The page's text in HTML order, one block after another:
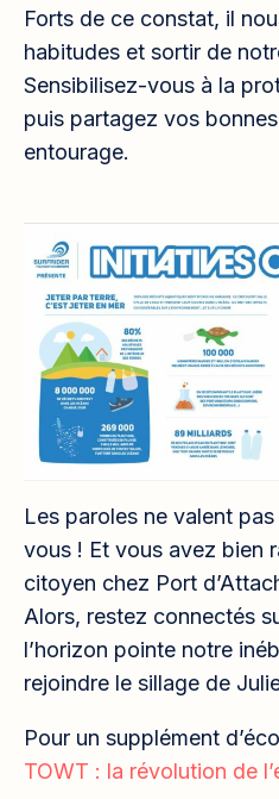
Forts de ce constat, il
habitudes et sortir de
Sensibilisez-vous à la
puis partagez vos
entourage.
Les paroles ne valent
vous ! Et vous avez bien
citoyen chez Port
Alors, restez connectés
l’horizon pointe notre
rejoindre le sillage de
Pour un supplément
TOWT : la révolution de